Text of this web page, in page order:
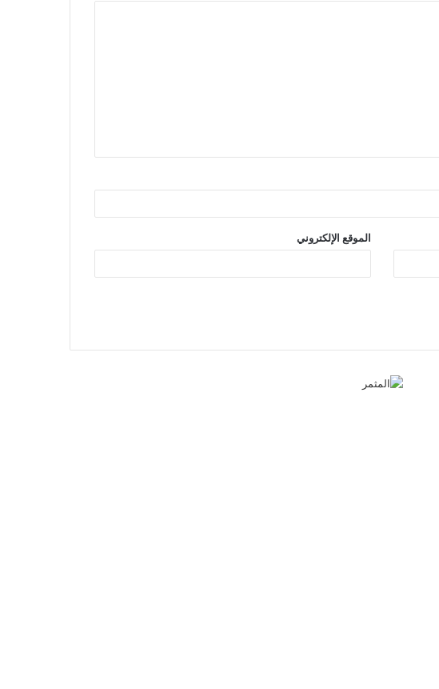
الموقع الإلكتروني